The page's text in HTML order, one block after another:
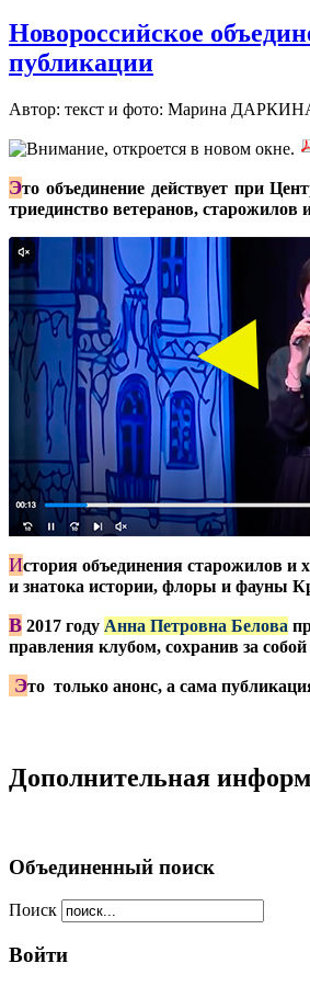
Новороссийское
публикации
Автор: текст и фото: Марина
Это объединение действует при
триединство ветеранов,
История объединения старожилов и
и знатока истории, флоры и фауны
В 2017 году Анна Петровна Белова
правления клубом, сохранив за собой
Это только анонс, а сама
Дополнительная
Объединенный поиск
Поиск
Войти